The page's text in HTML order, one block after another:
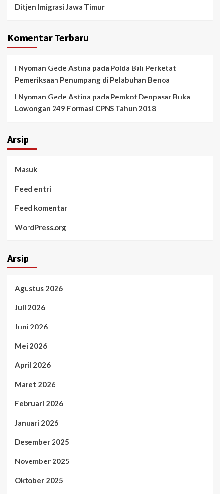
Ditjen Imigrasi Jawa Timur
Komentar Terbaru
I Nyoman Gede Astina pada Polda Bali Perketat
Pemeriksaan Penumpang di Pelabuhan Benoa
I Nyoman Gede Astina pada Pemkot Denpasar Buka
Lowongan 249 Formasi CPNS Tahun 2018
Arsip
Masuk
Feed entri
Feed komentar
WordPress.org
Arsip
Agustus 2026
Juli 2026
Juni 2026
Mei 2026
April 2026
Maret 2026
Februari 2026
Januari 2026
Desember 2025
November 2025
Oktober 2025